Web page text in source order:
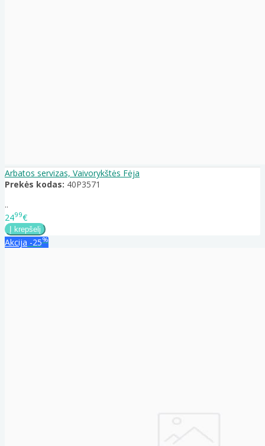
Arbatos servizas, Vaivorykštės Fėja
Prekės kodas: 40P3571
..
2499€
Akcija -25%